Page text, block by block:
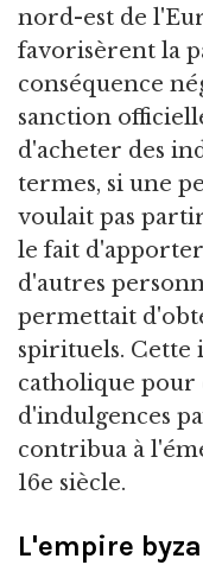
nord-est de
favorisèrent la
conséquence
sanction
d'acheter des
termes, si une
voulait pas
le fait
d'autres
permettait
spirituels. Cette
catholique pour
d'indulgences
contribua à
16e siècle.
L'empire